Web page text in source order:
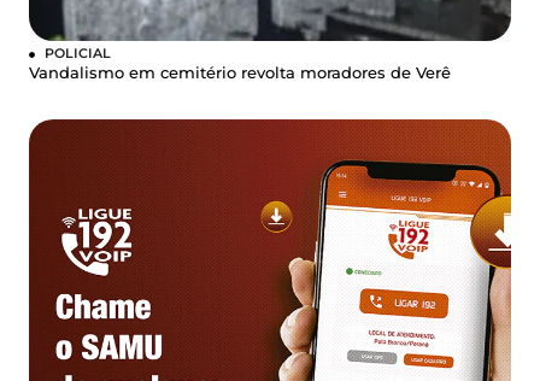
POLICIAL
Vandalismo em cemitério revolta moradores de Verê